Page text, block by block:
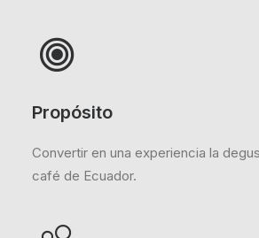
Propósito
Convertir en una experiencia la
café de Ecuador.